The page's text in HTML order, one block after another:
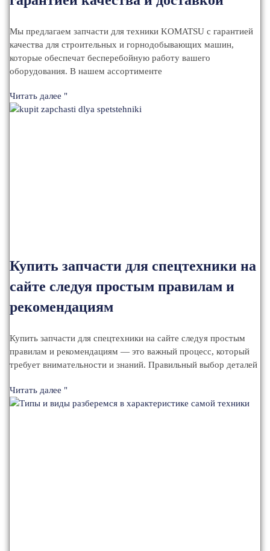
Мы предлагаем запчасти для техники KOMATSU с гарантией
качества для строительных и горнодобывающих машин,
которые обеспечат бесперебойную работу вашего
оборудования. В нашем ассортименте
Читать далее "
Купить запчасти для спецтехники на
сайте следуя простым правилам и
рекомендациям
Купить запчасти для спецтехники на сайте следуя простым
правилам и рекомендациям — это важный процесс, который
требует внимательности и знаний. Правильный выбор деталей
Читать далее "